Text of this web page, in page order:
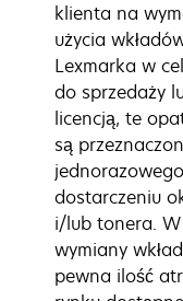
klienta na
użycia
Lexmarka w
do sprzedaży
licencją, te
są
dostarczeniu
i/lub tonera.
wymiany
pewna ilość